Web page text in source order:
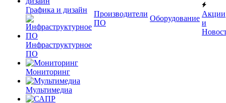
Графика и дизайн
Инфраструктурное
ПО
Мониторинг
Мультимедиа
Производители
ПО
Оборудование
Акции
и